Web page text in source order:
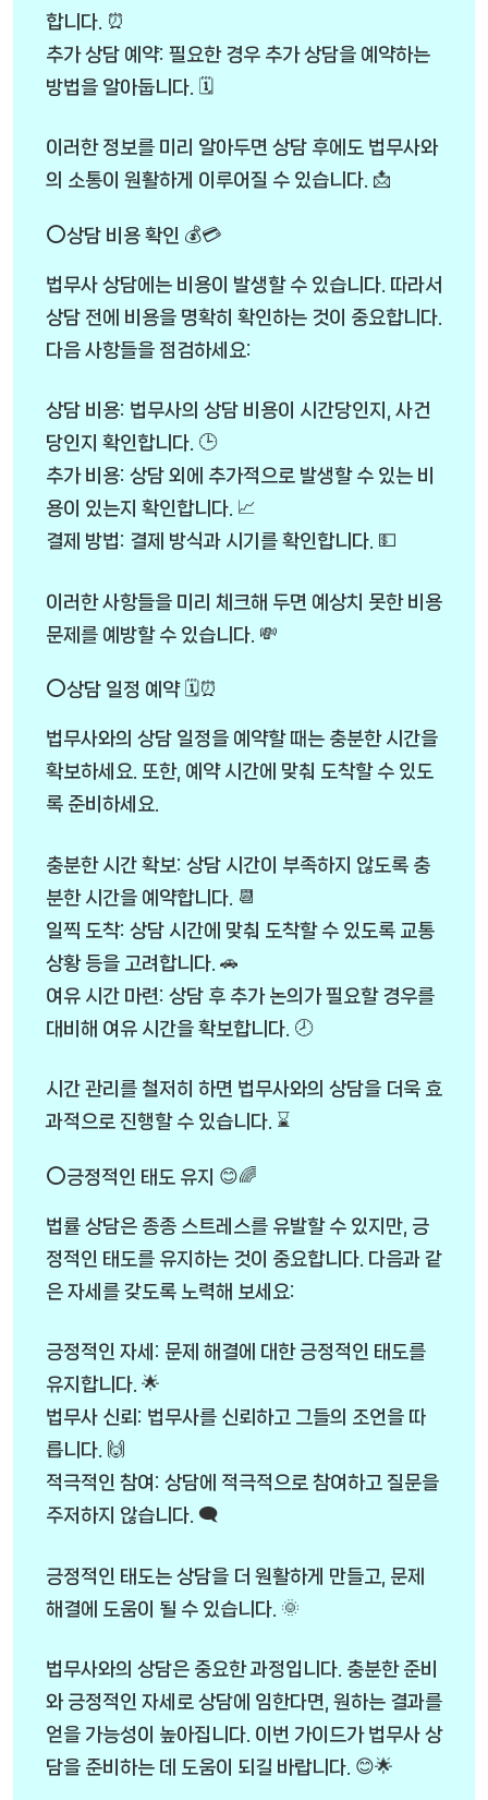
합니다. ⏰
추가 상담 예약: 필요한 경우 추가 상담을 예약하는
방법을 알아둡니다. 🗓️
이러한 정보를 미리 알아두면 상담 후에도 법무사와
의 소통이 원활하게 이루어질 수 있습니다. 📩
⭕상담 비용 확인 💰💳
법무사 상담에는 비용이 발생할 수 있습니다. 따라서
상담 전에 비용을 명확히 확인하는 것이 중요합니다.
다음 사항들을 점검하세요:
상담 비용: 법무사의 상담 비용이 시간당인지, 사건
당인지 확인합니다. 🕒
추가 비용: 상담 외에 추가적으로 발생할 수 있는 비
용이 있는지 확인합니다. 📈
결제 방법: 결제 방식과 시기를 확인합니다. 💵
이러한 사항들을 미리 체크해 두면 예상치 못한 비용
문제를 예방할 수 있습니다. 💸
⭕상담 일정 예약 🗓️⏰
법무사와의 상담 일정을 예약할 때는 충분한 시간을
확보하세요. 또한, 예약 시간에 맞춰 도착할 수 있도
록 준비하세요.
충분한 시간 확보: 상담 시간이 부족하지 않도록 충
분한 시간을 예약합니다. 📆
일찍 도착: 상담 시간에 맞춰 도착할 수 있도록 교통
상황 등을 고려합니다. 🚗
여유 시간 마련: 상담 후 추가 논의가 필요할 경우를
대비해 여유 시간을 확보합니다. 🕗
시간 관리를 철저히 하면 법무사와의 상담을 더욱 효
과적으로 진행할 수 있습니다. ⌛
⭕긍정적인 태도 유지 😊🌈
법률 상담은 종종 스트레스를 유발할 수 있지만, 긍
정적인 태도를 유지하는 것이 중요합니다. 다음과 같
은 자세를 갖도록 노력해 보세요:
긍정적인 자세: 문제 해결에 대한 긍정적인 태도를
유지합니다. 🌟
법무사 신뢰: 법무사를 신뢰하고 그들의 조언을 따
릅니다. 🙌
적극적인 참여: 상담에 적극적으로 참여하고 질문을
주저하지 않습니다. 🗨️
긍정적인 태도는 상담을 더 원활하게 만들고, 문제
해결에 도움이 될 수 있습니다. 🌞
법무사와의 상담은 중요한 과정입니다. 충분한 준비
와 긍정적인 자세로 상담에 임한다면, 원하는 결과를
얻을 가능성이 높아집니다. 이번 가이드가 법무사 상
담을 준비하는 데 도움이 되길 바랍니다. 😊🌟